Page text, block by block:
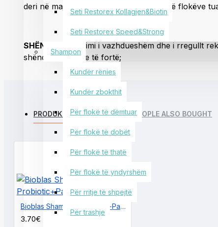
Seti Restorex Kollagjen&Biotin
Seti Restorex Speed&Strong
Shampon
Kundër rënies
Kundër zbokthit
Për flokë të dëmtuar
Për flokë të dobët
Për flokë të thatë
Për flokë të yndyrshëm
Për rritje të shpejtë
Për trashje
deri në majë. Përsëriteni sipas nevojës së flokëve
SHËNIM:
Përdorimi i vazhdueshëm dhe i rregullt
shëndetshëm dhe të fortë;
PRODUKTE TE NGJASHME PEOPLE ALSO BOUGHT
Bioblas Shampon Probiotic+Panthenol 360ml
3.70€